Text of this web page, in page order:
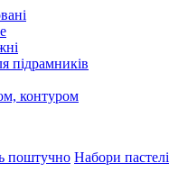
підрамників
контуром
поштучно Набори пастелі